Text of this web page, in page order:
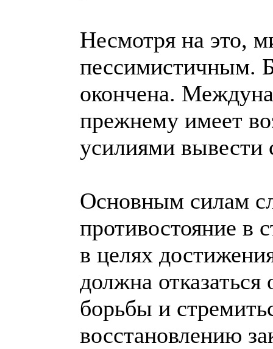
Несмотря на это,
пессимистичным.
окончена.
прежнему имеет
усилиями вывести
Основным силам
противостояние в
в целях
должна
борьбы и
восстановлению